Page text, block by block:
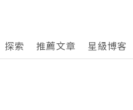
探索 推薦文章 星級博客